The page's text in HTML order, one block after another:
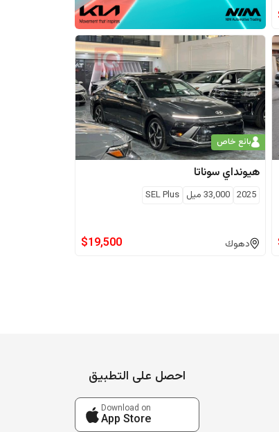
بائع خاص
هيونداي سوناتا
2025
33,000 ميل SEL Plus
دهوك $19,500
احصل على التطبيق
Download on
App Store